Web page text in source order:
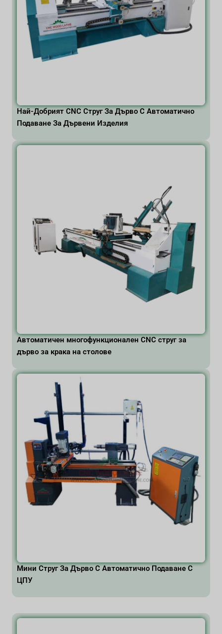
Най-Добрият CNC Струг За Дърво С Автоматично
Подаване За Дървени Изделия
Автоматичен многофункционален CNC струг за
дърво за крака на столове
Мини Струг За Дърво С Автоматично Подаване С
ЦПУ